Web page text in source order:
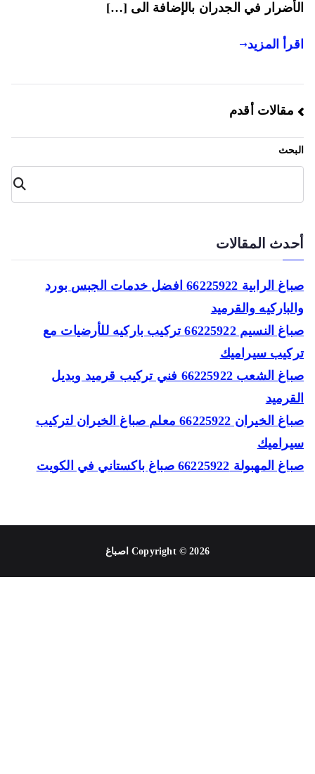
في الجدران بالإضافة الى […]
المزيد
مقالات أقدم
المقالات
صباغ الرابية 66225922 افضل خدمات الجبس بورد
والقرميد
صباغ النسيم 66225922 تركيب باركيه للأرضيات مع
سيراميك
صباغ الشعب 66225922 فني تركيب قرميد وبديل
صباغ الخيران 66225922 معلم صباغ الخيران لتركيب
66225922 صباغ باكستاني في الكويت
Copyright © 2026 اصباغ